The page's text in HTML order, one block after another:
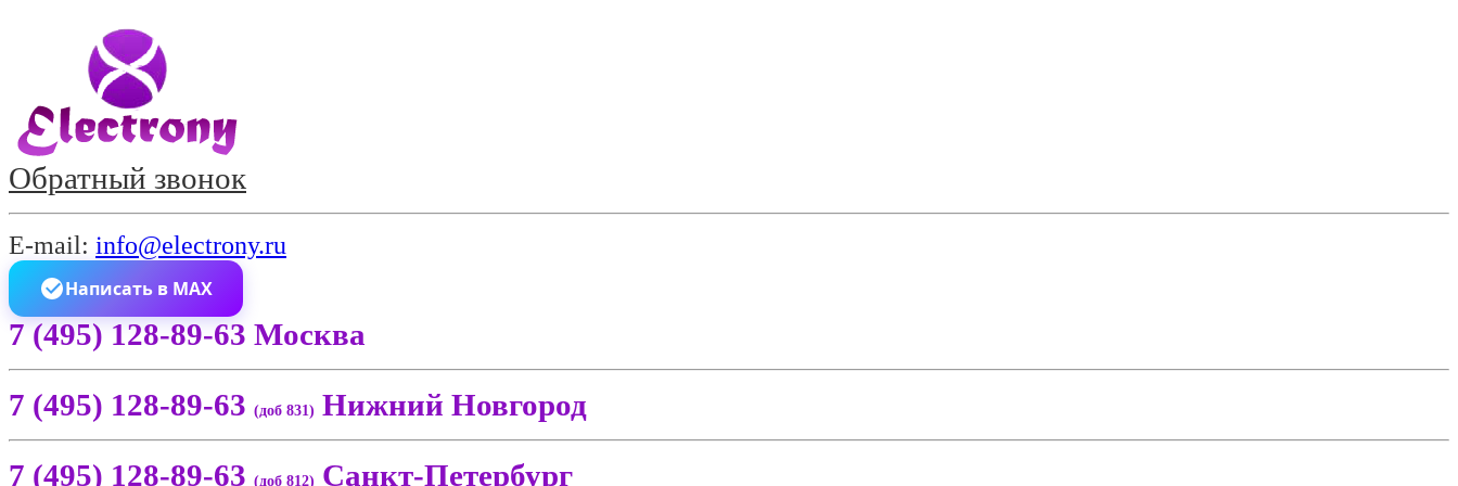
Обратный звонок
E-mail: info@electrony.ru
Написать в MAX
7 (495) 128-89-63 Москва
7 (495) 128-89-63 (доб 831) Нижний Новгород
7 (495) 128-89-63 (доб 812) Санкт-Петербург